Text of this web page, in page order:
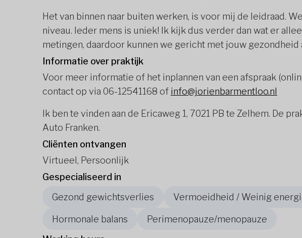
Het van binnen naar buiten werken, is voor mij de leidraad.
niveau. Ieder mens is uniek! Ik kijk dus verder dan wat er
metingen, daardoor kunnen we gericht met jouw gezondheid
Informatie over praktijk
Voor meer informatie of het inplannen van een afspraak
contact op via 06-12541168 of info@jorienbarmentloo.nl
Ik ben te vinden aan de Ericaweg 1, 7021 PB te Zelhem. De
Auto Franken.
Cliënten ontvangen
Virtueel, Persoonlijk
Gespecialiseerd in
Gezond gewichtsverlies
Vermoeidheid / Weinig
Hormonale balans
Perimenopauze/menopauze